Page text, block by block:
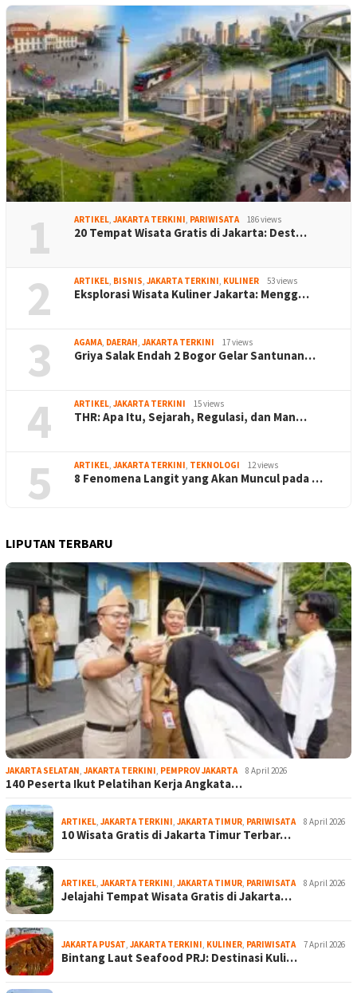
1 ARTIKEL JAKARTA TERKINI PARIWISATA 186 views
20 Tempat Wisata Gratis di Jakarta: Dest…
2 ARTIKEL BISNIS JAKARTA TERKINI KULINER 53 views
Eksplorasi Wisata Kuliner Jakarta: Mengg…
3 AGAMA DAERAH JAKARTA TERKINI 17 views
Griya Salak Endah 2 Bogor Gelar Santunan…
4 ARTIKEL JAKARTA TERKINI 15 views
THR: Apa Itu, Sejarah, Regulasi, dan Man…
5 ARTIKEL JAKARTA TERKINI TEKNOLOGI 12 views
8 Fenomena Langit yang Akan Muncul pada …
LIPUTAN TERBARU
JAKARTA SELATAN JAKARTA TERKINI PEMPROV JAKARTA 8 April 2026
140 Peserta Ikut Pelatihan Kerja Angkata…
ARTIKEL JAKARTA TERKINI JAKARTA TIMUR PARIWISATA 8 April 2026
10 Wisata Gratis di Jakarta Timur Terbar…
ARTIKEL JAKARTA TERKINI JAKARTA TIMUR PARIWISATA 8 April 2026
Jelajahi Tempat Wisata Gratis di Jakarta…
JAKARTA PUSAT JAKARTA TERKINI KULINER PARIWISATA 7 April 2026
Bintang Laut Seafood PRJ: Destinasi Kuli…